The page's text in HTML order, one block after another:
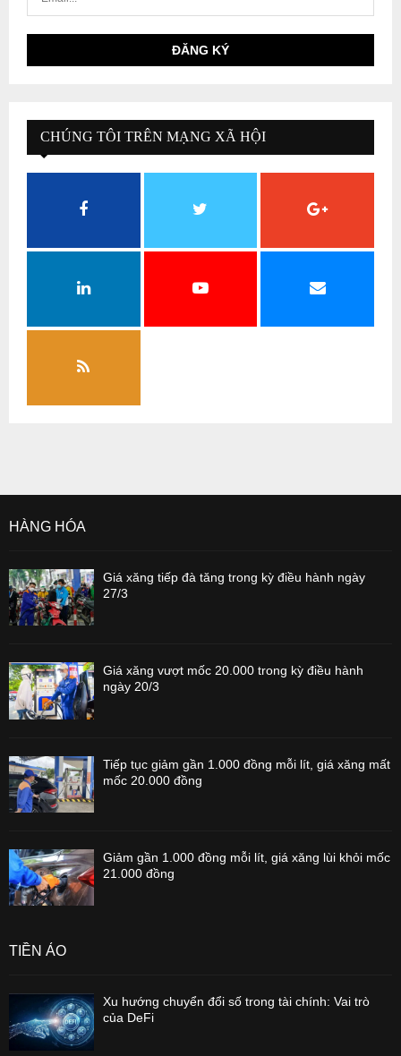
CHÚNG TÔI TRÊN MẠNG XÃ HỘI
HÀNG HÓA
Giá xăng tiếp đà tăng trong kỳ điều hành ngày
27/3
Giá xăng vượt mốc 20.000 trong kỳ điều hành
ngày 20/3
Tiếp tục giảm gần 1.000 đồng mỗi lít, giá xăng mất
mốc 20.000 đồng
Giảm gần 1.000 đồng mỗi lít, giá xăng lùi khỏi mốc
21.000 đồng
TIỀN ẢO
Xu hướng chuyển đổi số trong tài chính: Vai trò
của DeFi